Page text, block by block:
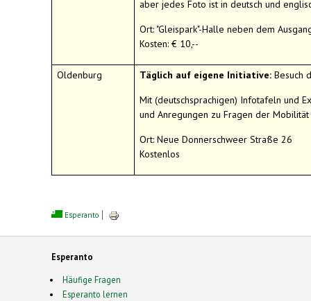
aber jedes Foto ist in deutsch und
Ort: "Gleispark"-Halle neben dem
Kosten: € 10,--
Oldenburg Täglich auf eigene Initiative: Besuch
Mit (deutschsprachigen) Infotafeln und
und Anregungen zu Fragen der
Ort: Neue Donnerschweer Straße 26
Kostenlos
Esperanto
Esperanto
Häufige Fragen
Esperanto lernen